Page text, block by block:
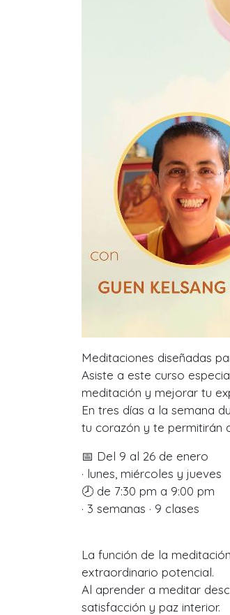
Meditaciones diseñadas
Asiste a este curso
meditación y mejorar tu
En tres días a la semana
tu corazón y te permitirán
📅 Del 9 al 26 de enero
· lunes, miércoles y jueves
🕗 de 7:30 pm a 9:00 pm
· 3 semanas · 9 clases
La función de la
extraordinario potencial.
Al aprender a meditar
satisfacción y paz interior.